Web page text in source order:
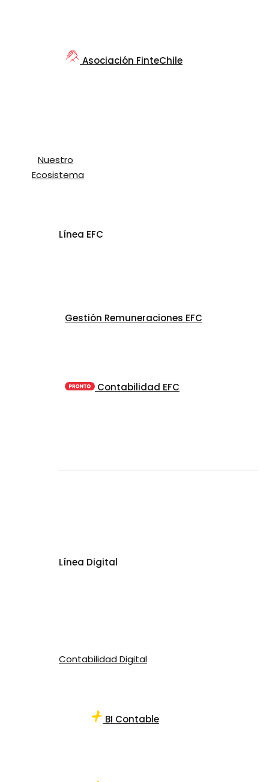
Asociación FinteChile
Nuestro
Ecosistema
Línea EFC
Gestión Remuneraciones EFC
Contabilidad EFC
Línea Digital
Contabilidad Digital
BI Contable